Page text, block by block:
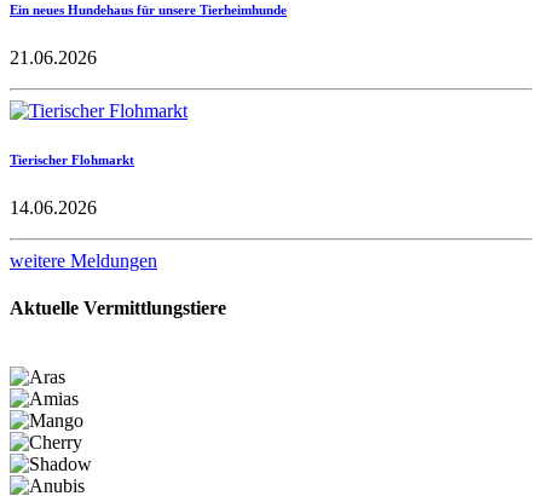
Ein neues Hundehaus für unsere Tierheimhunde
21.06.2026
Tierischer Flohmarkt
14.06.2026
weitere Meldungen
Aktuelle Vermittlungstiere